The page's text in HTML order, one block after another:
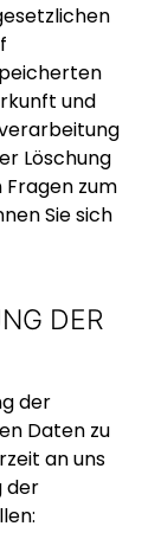
und
Löschung
Fragen zum
Sie sich
DER
der
Daten zu
an uns
der